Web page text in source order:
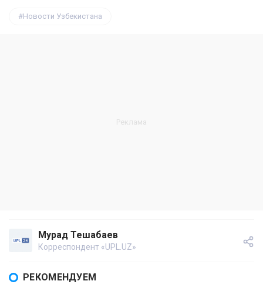
Новости Узбекистана
Мурад Тешабаев
Корреспондент «UPL.UZ»
РЕКОМЕНДУЕМ